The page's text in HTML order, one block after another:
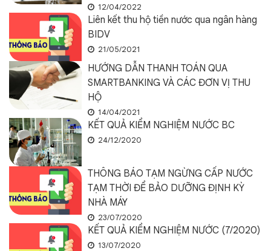
12/04/2022
Liên kết thu hộ tiền nước qua ngân hàng
BIDV
21/05/2021
HƯỚNG DẪN THANH TOÁN QUA
SMARTBANKING VÀ CÁC ĐƠN VỊ THU
HỘ
14/04/2021
KẾT QUẢ KIỂM NGHIỆM NƯỚC BC
24/12/2020
THÔNG BÁO TẠM NGỪNG CẤP NƯỚC
TẠM THỜI ĐỂ BẢO DƯỠNG ĐỊNH KỲ
NHÀ MÁY
23/07/2020
KẾT QUẢ KIỂM NGHIỆM NƯỚC (7/2020)
13/07/2020